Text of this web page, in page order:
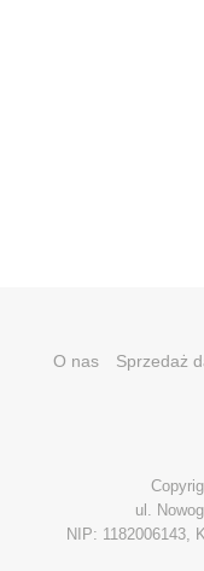
O nas Sprzedaż
ul.
NIP: 1182006143,